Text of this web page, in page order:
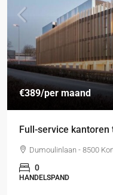
€389/per maand
Full-service
Dumoulinlaan - 8500
0
HANDELSPAND